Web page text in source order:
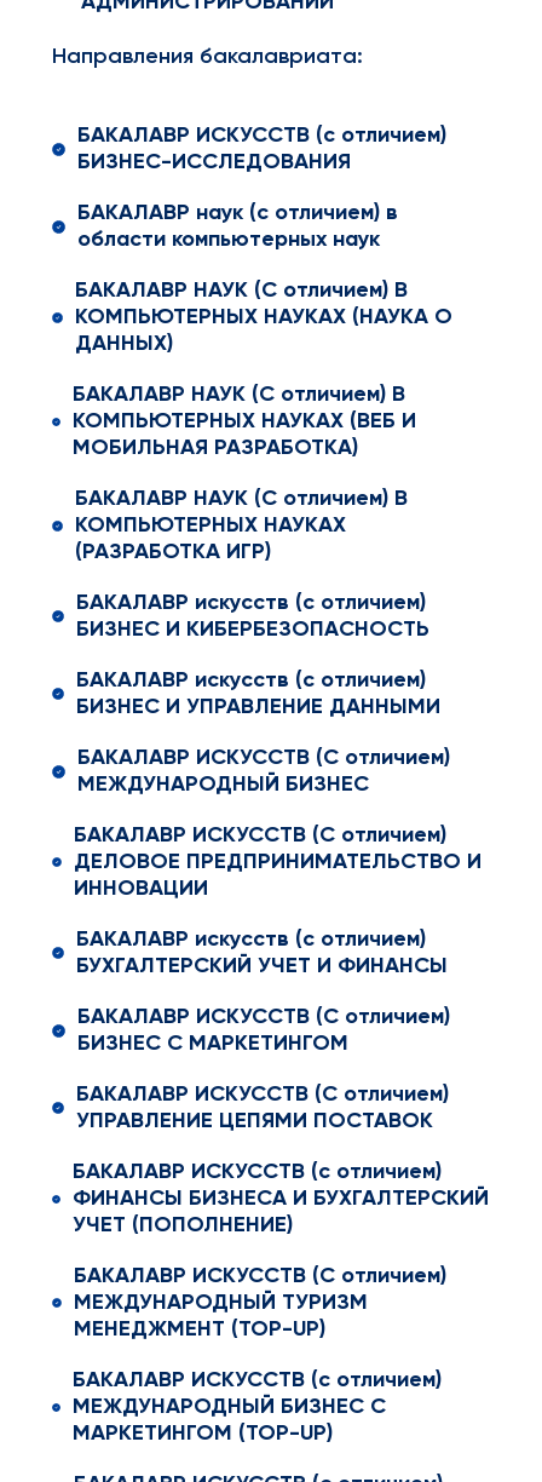
Направления бакалавриата:
БАКАЛАВР ИСКУССТВ (с отличием)
БИЗНЕС-ИССЛЕДОВАНИЯ
БАКАЛАВР наук (с отличием) в
области компьютерных наук
БАКАЛАВР НАУК (С отличием) В
КОМПЬЮТЕРНЫХ НАУКАХ (НАУКА О
ДАННЫХ)
БАКАЛАВР НАУК (С отличием) В
КОМПЬЮТЕРНЫХ НАУКАХ (ВЕБ И
МОБИЛЬНАЯ РАЗРАБОТКА)
БАКАЛАВР НАУК (С отличием) В
КОМПЬЮТЕРНЫХ НАУКАХ
(РАЗРАБОТКА ИГР)
БАКАЛАВР искусств (с отличием)
БИЗНЕС И КИБЕРБЕЗОПАСНОСТЬ
БАКАЛАВР искусств (с отличием)
БИЗНЕС И УПРАВЛЕНИЕ ДАННЫМИ
БАКАЛАВР ИСКУССТВ (С отличием)
МЕЖДУНАРОДНЫЙ БИЗНЕС
БАКАЛАВР ИСКУССТВ (С отличием)
ДЕЛОВОЕ ПРЕДПРИНИМАТЕЛЬСТВО И
ИННОВАЦИИ
БАКАЛАВР искусств (с отличием)
БУХГАЛТЕРСКИЙ УЧЕТ И ФИНАНСЫ
БАКАЛАВР ИСКУССТВ (С отличием)
БИЗНЕС С МАРКЕТИНГОМ
БАКАЛАВР ИСКУССТВ (С отличием)
УПРАВЛЕНИЕ ЦЕПЯМИ ПОСТАВОК
БАКАЛАВР ИСКУССТВ (с отличием)
ФИНАНСЫ БИЗНЕСА И БУХГАЛТЕРСКИЙ
УЧЕТ (ПОПОЛНЕНИЕ)
БАКАЛАВР ИСКУССТВ (С отличием)
МЕЖДУНАРОДНЫЙ ТУРИЗМ
МЕНЕДЖМЕНТ (TOP-UP)
БАКАЛАВР ИСКУССТВ (с отличием)
МЕЖДУНАРОДНЫЙ БИЗНЕС С
МАРКЕТИНГОМ (TOP-UP)